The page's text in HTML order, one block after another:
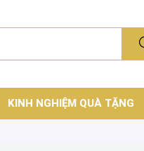
KINH NGHIỆM QUÀ TẶNG